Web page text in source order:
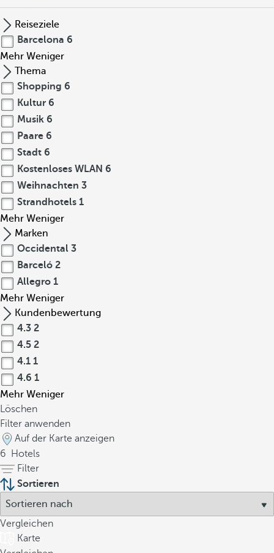
Reiseziele
Barcelona 6
Mehr Weniger
Thema
Shopping 6
Kultur 6
Musik 6
Paare 6
Stadt 6
Kostenloses WLAN 6
Weihnachten 3
Strandhotels 1
Mehr Weniger
Marken
Occidental 3
Barceló 2
Allegro 1
Mehr Weniger
Kundenbewertung
4.3 2
4.5 2
4.1 1
4.6 1
Mehr Weniger
Löschen
Filter anwenden
Auf der Karte anzeigen
6
Hotels
Filter
Sortieren
Vergleichen
Karte